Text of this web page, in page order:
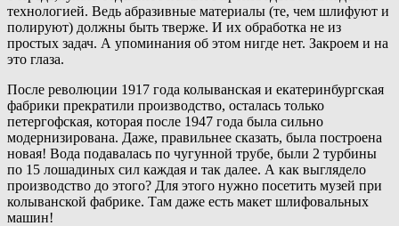
технологией. Ведь абразивные материалы (те, чем шлифуют и
полируют) должны быть тверже. И их обработка не из
простых задач. А упоминания об этом нигде нет. Закроем и на
это глаза.
После революции 1917 года колыванская и екатеринбургская
фабрики прекратили производство, осталась только
петергофская, которая после 1947 года была сильно
модернизирована. Даже, правильнее сказать, была построена
новая! Вода подавалась по чугунной трубе, были 2 турбины
по 15 лошадиных сил каждая и так далее. А как выглядело
производство до этого? Для этого нужно посетить музей при
колыванской фабрике. Там даже есть макет шлифовальных
машин!